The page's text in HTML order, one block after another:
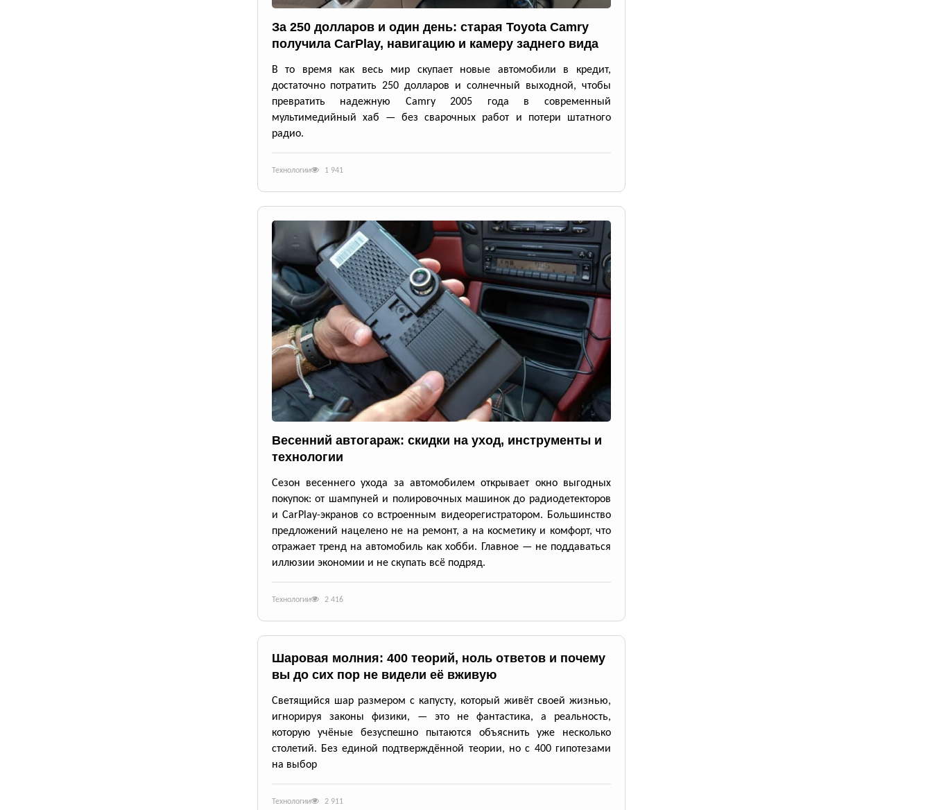
За 250 долларов и один день: старая Toyota Camry
получила CarPlay, навигацию и камеру заднего вида
В то время как весь мир скупает новые автомобили в кредит,
достаточно потратить 250 долларов и солнечный выходной, чтобы
превратить надежную Camry 2005 года в современный
мультимедийный хаб — без сварочных работ и потери штатного
радио.
Технологии 1 941
Весенний автогараж: скидки на уход, инструменты и
технологии
Сезон весеннего ухода за автомобилем открывает окно выгодных
покупок: от шампуней и полировочных машинок до радиодетекторов
и CarPlay-экранов со встроенным видеорегистратором. Большинство
предложений нацелено не на ремонт, а на косметику и комфорт, что
отражает тренд на автомобиль как хобби. Главное — не поддаваться
иллюзии экономии и не скупать всё подряд.
Технологии 2 416
Шаровая молния: 400 теорий, ноль ответов и почему
вы до сих пор не видели её вживую
Светящийся шар размером с капусту, который живёт своей жизнью,
игнорируя законы физики, — это не фантастика, а реальность,
которую учёные безуспешно пытаются объяснить уже несколько
столетий. Без единой подтверждённой теории, но с 400 гипотезами
на выбор
Технологии 2 911